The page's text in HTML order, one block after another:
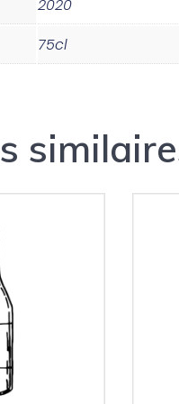
2020
75cl